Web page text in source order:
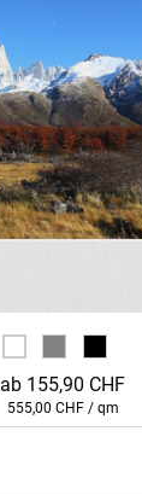
ab 155,90 CHF
555,00 CHF / qm